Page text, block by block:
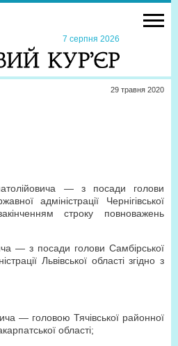
7 серпня 2026
29 травня 2020
— з посади голови
адміністрації Чернігівської
строку повноважень
— з посади голови Самбірської
Львівської області згідно з
— головою Тячівської районної
області;